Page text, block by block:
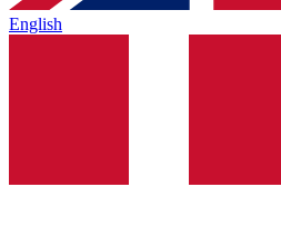
English